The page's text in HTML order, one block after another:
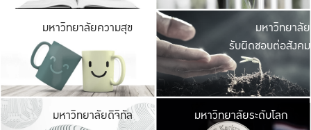
มหาวิทยาลัยความสุข มหาวิ
ค
เปิดประ
และพบเรื่องราวใ
มหาวิทยาลัย
รับผิดชอบต่อสังคม
มหาวิทยาลัยดิจิทัล มหาวิ
มหาวิทยาลัยระดับโลก